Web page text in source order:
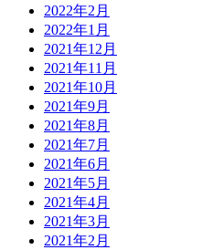
2022年2月
2022年1月
2021年12月
2021年11月
2021年10月
2021年9月
2021年8月
2021年7月
2021年6月
2021年5月
2021年4月
2021年3月
2021年2月